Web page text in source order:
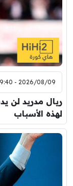
2026/08/09 - 19:40
لهذه الأسباب